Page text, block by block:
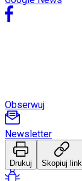
F1
Obserwuj
Newsletter
Drukuj Skopiuj link